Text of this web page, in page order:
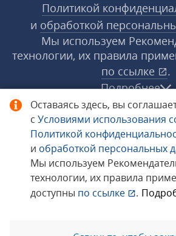
Оставаясь здесь, вы
с Условиями использования
Политикой
и обработкой персональных
Мы используем
технологии, их правила
доступны по ссылке .
Политикой
и обработкой
Мы используем
технологии, их правила
по ссылке
.
Подробнее
© 1998−2026 «1С‑Рарус»
защищены.
Сообщить об